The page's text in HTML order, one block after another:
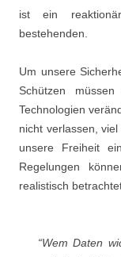
ist ein
bestehenden.
Um unsere
Schützen
Technologien
nicht verlassen,
unsere Freiheit
Regelungen
realistisch
“Wem Daten